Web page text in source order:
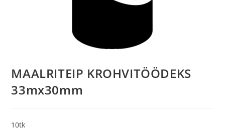
MAALRITEIP KROHVITÖÖDEKS
33mx30mm
10tk